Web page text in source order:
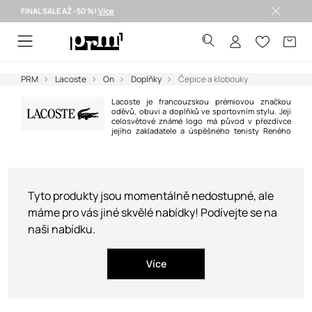
FINAL SALE AŽ -50 %! Více
PRM Lacoste On Doplňky Čepice a klobouky
Lacoste je francouzskou prémiovou značkou
oděvů, obuvi a doplňků ve sportovním stylu. Její
celosvětové známé logo má původ v přezdívce
jejího zakladatele a úspěšného tenisty Reného
Tyto produkty jsou momentálně nedostupné, ale
máme pro vás jiné skvělé nabídky! Podívejte se na
naši nabídku.
Více